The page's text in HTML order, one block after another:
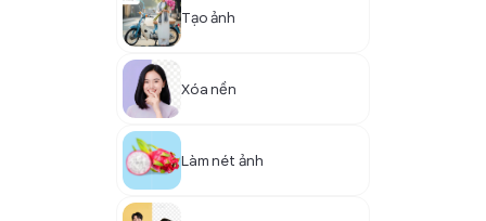
Tạo ảnh
Xóa nền
Làm nét ảnh